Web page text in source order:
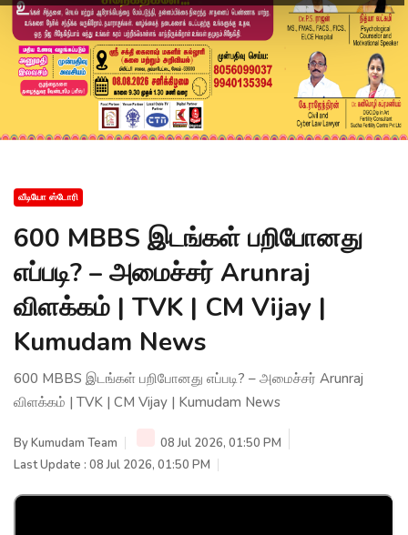
வீடியோ ஸ்டோரி
600 MBBS இடங்கள் பறிபோனது
எப்படி? – அமைச்சர் Arunraj
விளக்கம் | TVK | CM Vijay |
Kumudam News
600 MBBS இடங்கள் பறிபோனது எப்படி? – அமைச்சர் Arunraj
விளக்கம் | TVK | CM Vijay | Kumudam News
ByKumudam Team
08 Jul 2026, 01:50 PM
Last Update : 08 Jul 2026, 01:50 PM